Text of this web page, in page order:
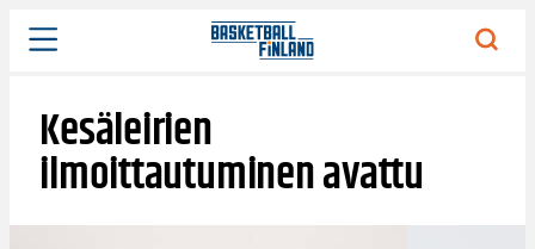
Siirry
sisältöön
Kesäleirien
ilmoittautuminen avattu